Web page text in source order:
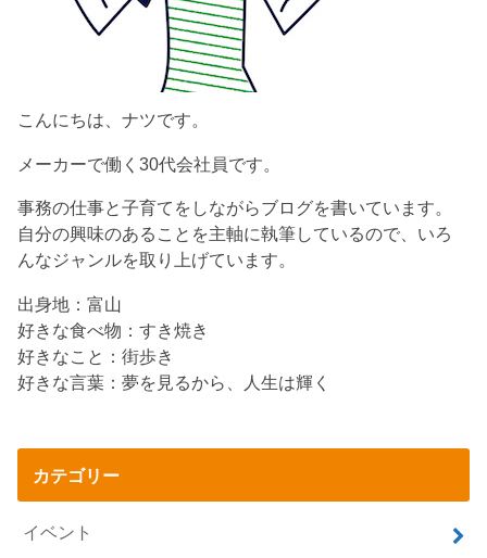
こんにちは、ナツです。
メーカーで働く30代会社員です。
事務の仕事と子育てをしながらブログを書いています。
自分の興味のあることを主軸に執筆しているので、いろ
んなジャンルを取り上げています。
出身地：富山
好きな食べ物：すき焼き
好きなこと：街歩き
好きな言葉：夢を見るから、人生は輝く
カテゴリー
イベント